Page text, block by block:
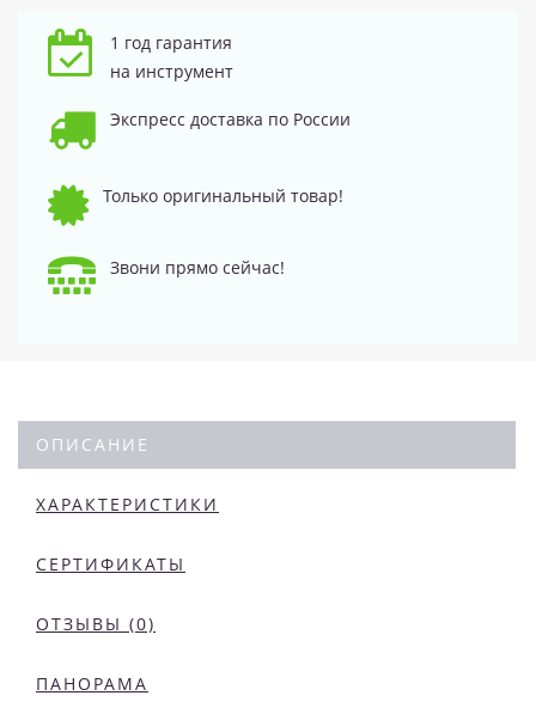
1 год гарантия
на инструмент
Экспресс доставка по России
Только оригинальный товар!
Звони прямо сейчас!
ОПИСАНИЕ
ХАРАКТЕРИСТИКИ
СЕРТИФИКАТЫ
ОТЗЫВЫ (0)
ПАНОРАМА